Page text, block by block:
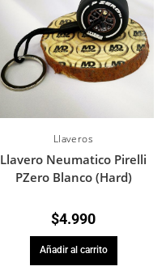
Llaveros
Llavero Neumatico Pirelli
PZero Blanco (Hard)
$4.990
Añadir al carrito